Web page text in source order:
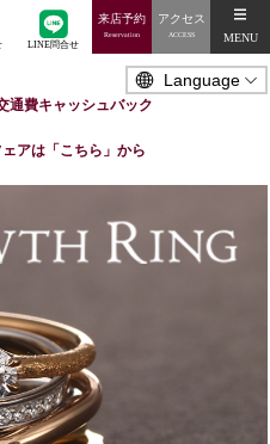
LINE問合せ
来店予約
Reservation
アクセス
ACCESS MENU
通費キャッシュバック
アは「こちら」から